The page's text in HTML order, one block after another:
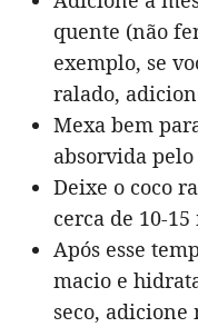
quente (não
exemplo, se
ralado,
Mexa bem
absorvida
Deixe o coco
cerca de 10-
Após esse
macio e
seco, adicione